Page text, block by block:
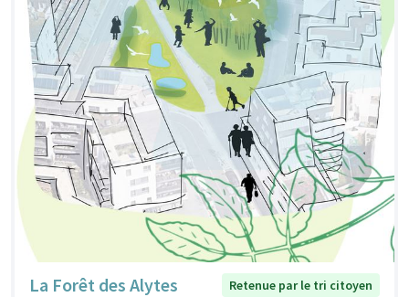
La Forêt des Alytes
Retenue par le tri citoyen